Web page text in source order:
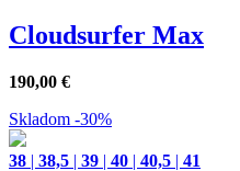
Cloudsurfer Max
190,00 €
Skladom -30%
38 | 38,5 | 39 | 40 | 40,5 | 41